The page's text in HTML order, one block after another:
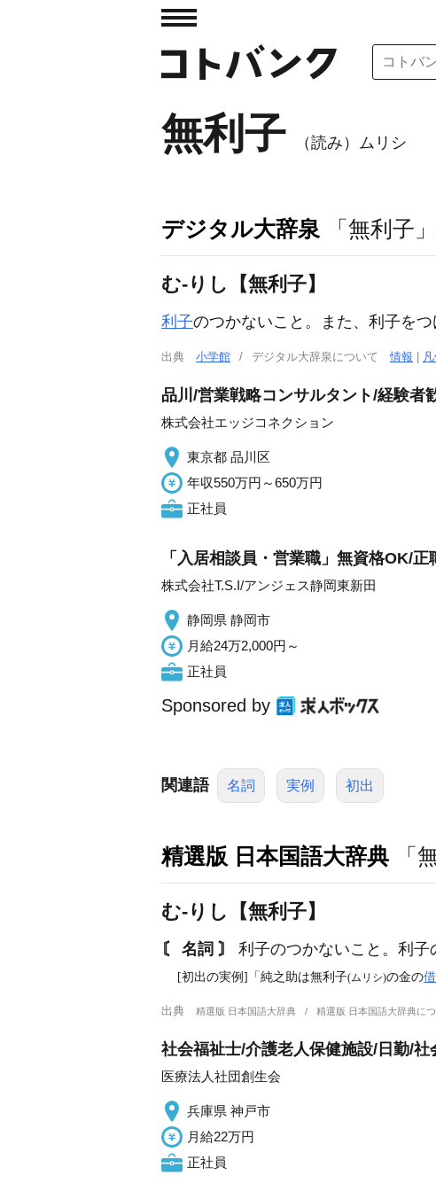
無利子 （読み）ムリシ
デジタル大辞泉 「無利子
む‐りし【無利子】
利子のつかないこと。また、利子をつ
出典 小学館 デジタル大辞泉について情報 凡
品川/営業戦略コンサルタント/経験者
株式会社エッジコネクション
東京都 品川区
年収550万円～650万円
正社員
「入居相談員・営業職」無資格OK/
株式会社T.S.I/アンジェス静岡東新田
静岡県 静岡市
月給24万2,000円～
正社員
Sponsored by
関連語 名詞 実例 初出
精選版 日本国語大辞典 「
む‐りし【無利子】
〘 名詞 〙 利子のつかないこと。利子
[初出の実例]「純之助は無利子(ムリシ)の金の
出典 精選版 日本国語大辞典 精選版 日本国語大辞典に
社会福祉士/介護老人保健施設/日勤/
医療法人社団創生会
兵庫県 神戸市
月給22万円
正社員